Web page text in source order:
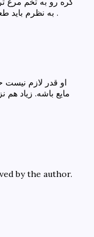
. به نظرم بايد
او قدر لازم نیست
مایع باشه. زیاد هم
by the author.